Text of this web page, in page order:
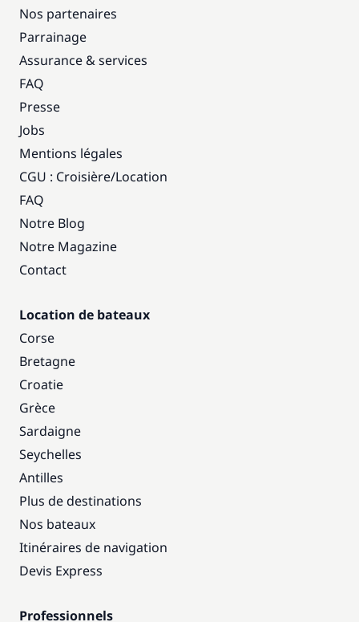
Nos partenaires
Parrainage
Assurance & services
FAQ
Presse
Jobs
Mentions légales
CGU : Croisière/Location
FAQ
Notre Blog
Notre Magazine
Contact
Location de bateaux
Corse
Bretagne
Croatie
Grèce
Sardaigne
Seychelles
Antilles
Plus de destinations
Nos bateaux
Itinéraires de navigation
Devis Express
Professionnels